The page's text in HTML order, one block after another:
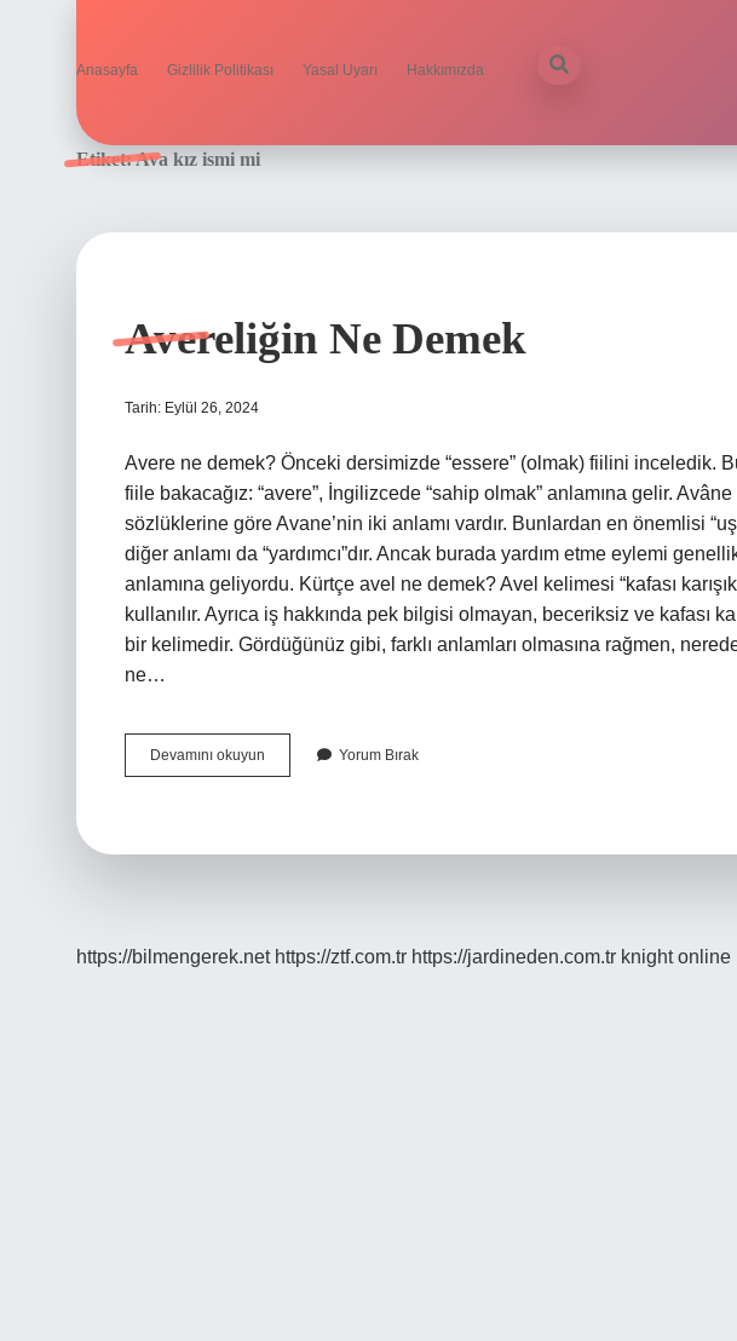
Anasayfa Gizlilik Politikası Yasal Uyarı Hakkımızda
Etiket:Ava kız ismi mi
Avereliğin Ne Demek
Tarih: Eylül 26, 2024
Avere ne demek? Önceki dersimizde “essere” (olmak) fiilini inceledik.
fiile bakacağız: “avere”, İngilizcede “sahip olmak” anlamına gelir.
sözlüklerine göre Avane’nin iki anlamı vardır. Bunlardan en önemlisi
diğer anlamı da “yardımcı”dır. Ancak burada yardım etme eylemi
anlamına geliyordu. Kürtçe avel ne demek? Avel kelimesi “kafası
kullanılır. Ayrıca iş hakkında pek bilgisi olmayan, beceriksiz ve kafası
bir kelimedir. Gördüğünüz gibi, farklı anlamları olmasına rağmen,
ne…
Devamını okuyun Avereliğin
Ne
Yorum Bırak
https://bilmengerek.net https://ztf.com.tr https://jardineden.com.tr knight online